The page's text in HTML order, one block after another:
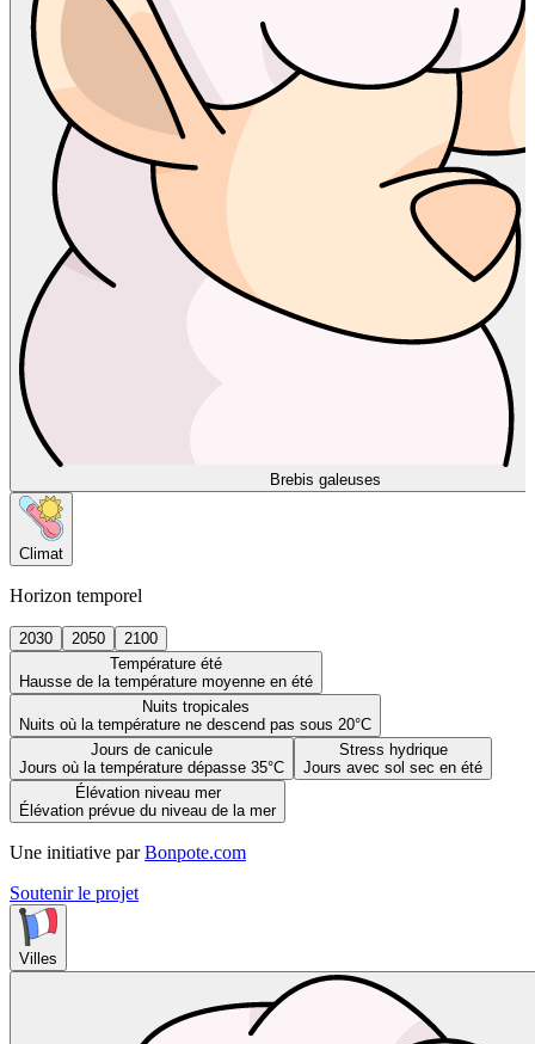
Brebis galeuses
Climat
Horizon temporel
2030 2050
2100
Température été
Hausse de la température moyenne en été
Nuits tropicales
Nuits où la température ne descend pas sous 20°C
Jours de canicule
Jours où la température dépasse 35°C
Stress hydrique
Jours avec sol sec en été
Élévation niveau mer
Élévation prévue du niveau de la mer
Une initiative par Bonpote.com
Soutenir le projet
Villes